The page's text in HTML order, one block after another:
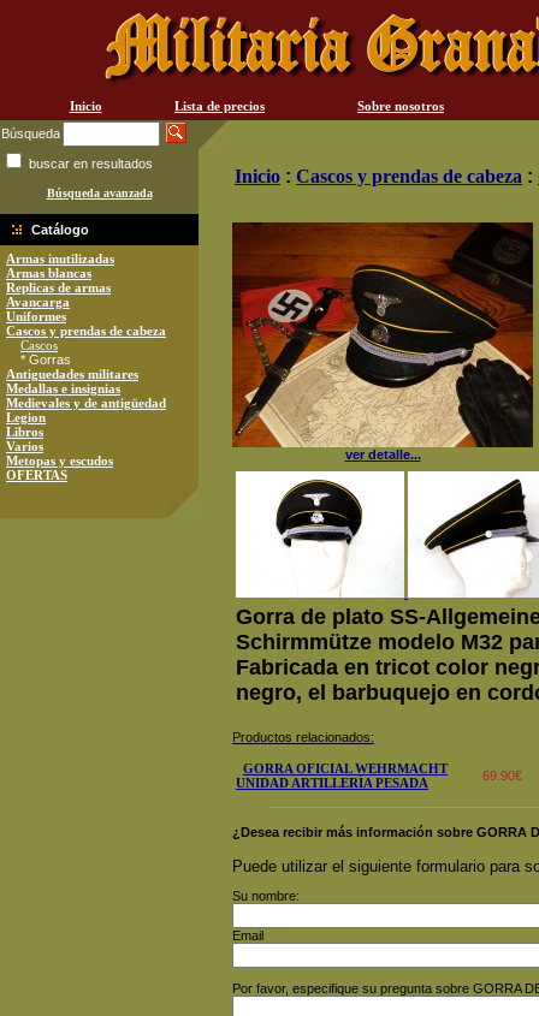
Inicio Lista de precios
Sobre nosotros
Búsqueda
buscar en resultados
Búsqueda avanzada
Catálogo
Armas inutilizadas
Armas blancas
Replicas de armas
Avancarga
Uniformes
Cascos y prendas de cabeza
Cascos
* Gorras
Antiguedades militares
Medallas e insignias
Medievales y de antigüedad
Legion
Libros
Varios
Metopas y escudos
OFERTAS
Inicio : Cascos y prendas de cabeza :
ver detalle...
Gorra de plato SS-
Schirmmütze modelo M32
Fabricada en tricot color
negro, el barbuquejo en
Productos relacionados:
GORRA OFICIAL WEHRMACHT
UNIDAD ARTILLERÍA PESADA
69.90€
¿Desea recibir más información sobre GORRA
Puede utilizar el siguiente formulario para
Su nombre:
Email
Por favor, especifique su pregunta sobre GORRA